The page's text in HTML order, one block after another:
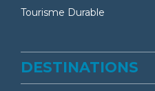
Tourisme Durable
DESTINATIONS